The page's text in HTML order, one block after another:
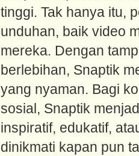
tinggi. Tak hanya itu,
unduhan, baik video
mereka. Dengan
berlebihan, Snaptik
yang nyaman. Bagi
sosial, Snaptik
inspiratif, edukatif,
dinikmati kapan pun